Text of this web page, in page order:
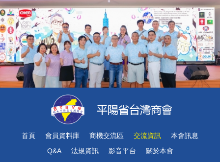
首頁 會員資料庫 商機交流區 交流資訊
本會訊息
Q&A
法規資訊 影音平台 關於本會